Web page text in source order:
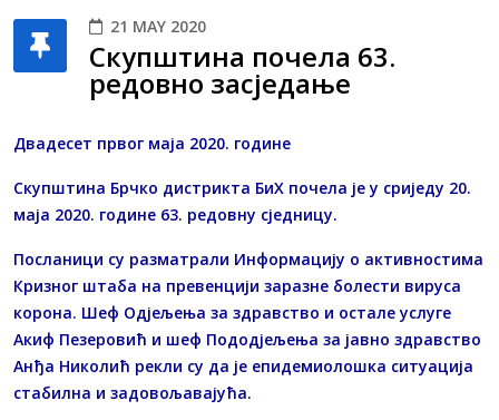
21 MAY 2020
Скупштина почела 63.
редовно засједање
Двадесет првог маја 2020. године
Скупштина Брчко дистрикта БиХ почела је у сриједу 20.
маја 2020. године 63. редовну сједницу.
Посланици су разматрали Информацију о активностима
Кризног штаба на превенцији заразне болести вируса
корона. Шеф Одјељења за здравство и остале услуге
Акиф Пезеровић и шеф Пододјељења за јавно здравство
Анђа Николић рекли су да је епидемиолошка ситуација
стабилна и задовољавајућа.